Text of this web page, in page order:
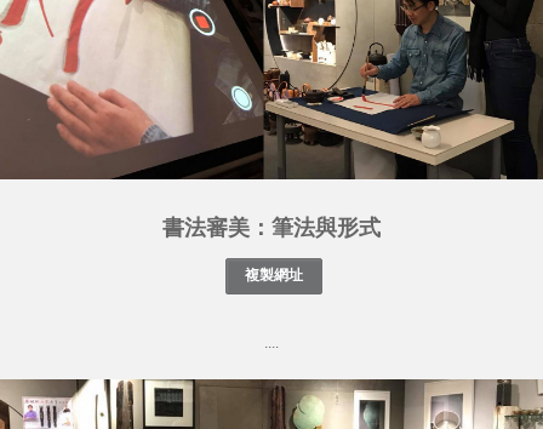
書法審美：筆法與形式
....